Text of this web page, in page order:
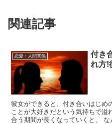
関連記事
恋愛・人間関係
付き
れ方!
彼女ができると、付き合いはじめの
ことが大好きだという気持ちで溢れてい
合う期間が長くなっていくと、 なんとなくマンネリ化になってしま